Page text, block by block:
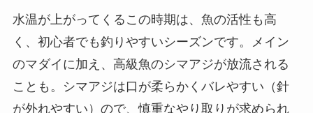
水温が上がってくるこの時期は、魚の活性も高
く、初心者でも釣りやすいシーズンです。メイン
のマダイに加え、高級魚のシマアジが放流される
ことも。シマアジは口が柔らかくバレやすい（針
が外れやすい）ので、慎重なやり取りが求められ